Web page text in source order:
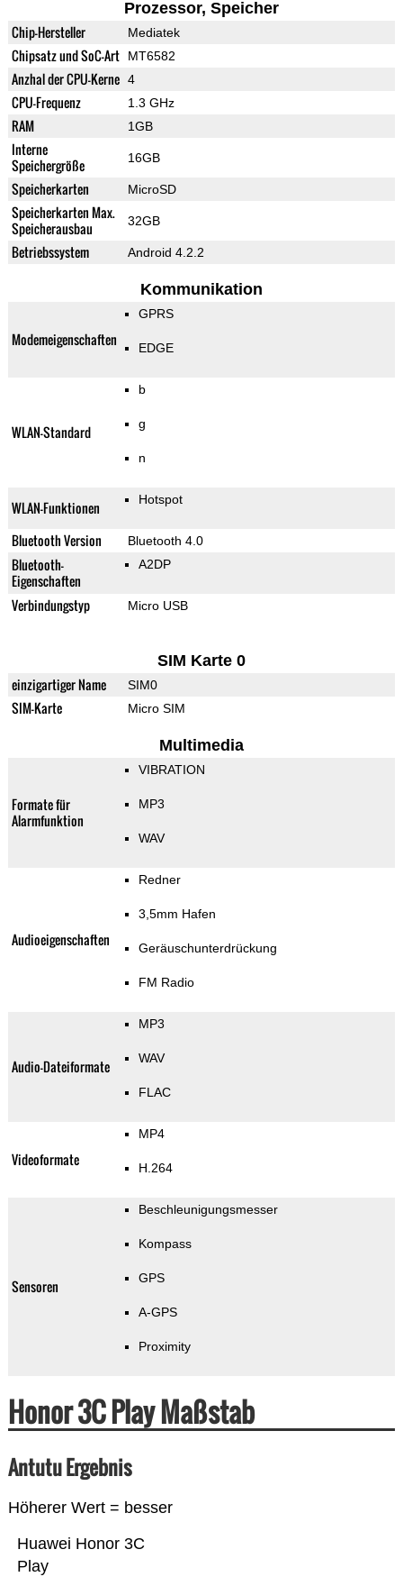
Prozessor, Speicher
Chip-Hersteller Mediatek
Chipsatz und SoC-Art MT6582
Anzhal der CPU-Kerne 4
CPU-Frequenz 1.3 GHz
RAM 1GB
Interne
Speichergröße
16GB
Speicherkarten MicroSD
Speicherkarten Max.
Speicherausbau
32GB
Betriebssystem Android 4.2.2
Kommunikation
Modemeigenschaften
GPRS
EDGE
WLAN-Standard
b
g
n
WLAN-Funktionen Hotspot
Bluetooth Version Bluetooth 4.0
Bluetooth-
Eigenschaften
A2DP
Verbindungstyp Micro USB
SIM Karte 0
einzigartiger Name SIM0
SIM-Karte Micro SIM
Multimedia
Formate für
Alarmfunktion
VIBRATION
MP3
WAV
Audioeigenschaften
Redner
3,5mm Hafen
Geräuschunterdrückung
FM Radio
Audio-Dateiformate
MP3
WAV
FLAC
Videoformate
MP4
H.264
Sensoren
Beschleunigungsmesser
Kompass
GPS
A-GPS
Proximity
Honor 3C Play Maßstab
Antutu Ergebnis
Höherer Wert = besser
Huawei Honor 3C
Play